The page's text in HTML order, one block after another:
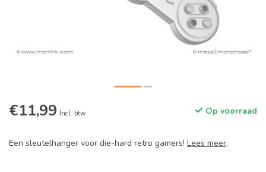
€11,99 Incl. btw Op voorraad
Een sleutelhanger voor die-hard retro gamers! Lees meer.